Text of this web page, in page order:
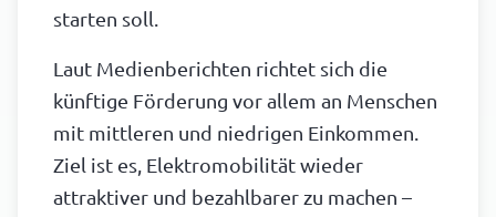
starten soll.
Laut Medienberichten richtet sich die
künftige Förderung vor allem an Menschen
mit mittleren und niedrigen Einkommen.
Ziel ist es, Elektromobilität wieder
attraktiver und bezahlbarer zu machen –